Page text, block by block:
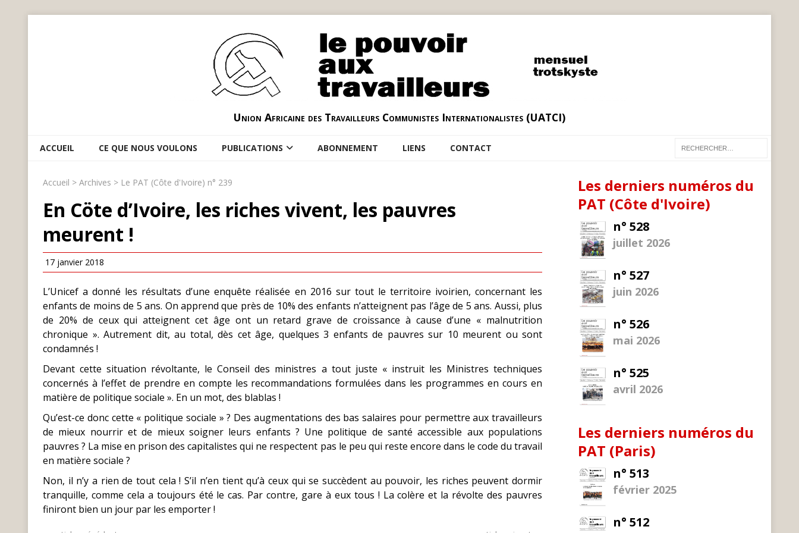
Union Africaine des Travailleurs Communistes Internationalistes (UATCI)
ACCUEIL CE QUE NOUS VOULONS PUBLICATIONS ABONNEMENT LIENS CONTACT
Accueil > Archives > Le PAT (Côte d'Ivoire) n° 239
En Cöte d’Ivoire, les riches vivent, les pauvres
meurent !
17 janvier 2018
L’Unicef a donné les résultats d’une enquête réalisée en 2016 sur tout le territoire ivoirien, concernant les
enfants de moins de 5 ans. On apprend que près de 10% des enfants n’atteignent pas l’âge de 5 ans. Aussi, plus
de 20% de ceux qui atteignent cet âge ont un retard grave de croissance à cause d’une « malnutrition
chronique ». Autrement dit, au total, dès cet âge, quelques 3 enfants de pauvres sur 10 meurent ou sont
condamnés !
Devant cette situation révoltante, le Conseil des ministres a tout juste « instruit les Ministres techniques
concernés à l’effet de prendre en compte les recommandations formulées dans les programmes en cours en
matière de politique sociale ». En un mot, des blablas !
Qu’est-ce donc cette « politique sociale » ? Des augmentations des bas salaires pour permettre aux travailleurs
de mieux nourrir et de mieux soigner leurs enfants ? Une politique de santé accessible aux populations
pauvres ? La mise en prison des capitalistes qui ne respectent pas le peu qui reste encore dans le code du travail
en matière sociale ?
Non, il n’y a rien de tout cela ! S’il n’en tient qu’à ceux qui se succèdent au pouvoir, les riches peuvent dormir
tranquille, comme cela a toujours été le cas. Par contre, gare à eux tous ! La colère et la révolte des pauvres
finiront bien un jour par les emporter !
Les derniers numéros du
PAT (Côte d'Ivoire)
n° 528
juillet 2026
n° 527
juin 2026
n° 526
mai 2026
n° 525
avril 2026
Les derniers numéros du
PAT (Paris)
n° 513
février 2025
n° 512